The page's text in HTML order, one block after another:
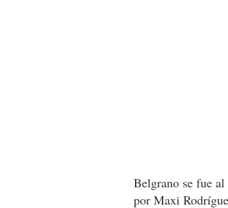
Belgrano se fue
por Maxi